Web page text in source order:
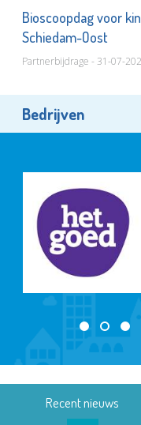
Bioscoopdag voor
Schiedam-Oost
Partnerbijdrage - 31-07-
Bedrijven
Recent nieuws